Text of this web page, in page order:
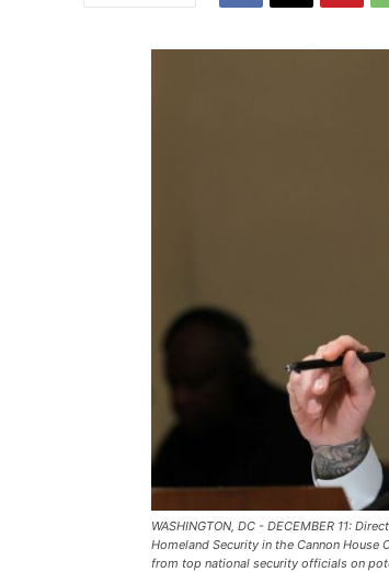
WASHINGTON, DC - DECEMBER 11:
Homeland Security in the Cannon House
from top national security officials on